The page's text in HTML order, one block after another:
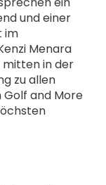
und einer
im
Menara
mitten in der
zu allen
and More